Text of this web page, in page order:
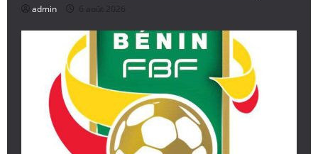
admin 6 août 2026